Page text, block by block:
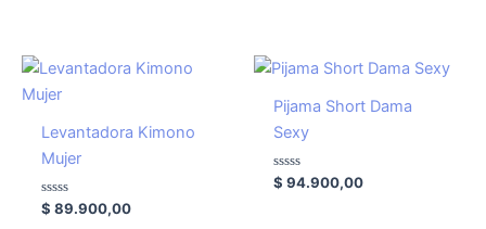
Levantadora Kimono
Mujer
Valorado
con
$ 89.900,00
Pijama Short Dama
Sexy
Valorado
con
$ 94.900,00